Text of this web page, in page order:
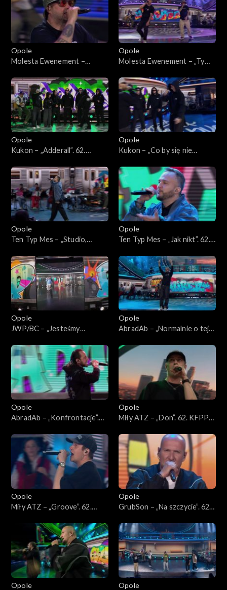
Opole
Molesta Ewenement –
Koncert „Hip-hop. Jedno
podwórko”
Opole
Molesta Ewenement – „Ty
„Hip-hop. Jedno podwórko”
Opole
Kukon – „Adderall”. 62.
Jedno podwórko”
Opole
Kukon – „Co by się nie
„Hip-hop. Jedno podwórko”
Opole
Ten Typ Mes – „Studio,
Koncert „Hip-hop. Jedno
podwórko”
Opole
Ten Typ Mes – „Jak nikt”. 62.
Jedno podwórko”
Opole
JWP/BC – „Jesteśmy
KFPP: Koncert „Hip-hop.
Jedno podwórko”
Opole
AbradAb – „Normalnie o tej
„Hip-hop. Jedno podwórko”
Opole
AbradAb – „Konfrontacje”.
Jedno podwórko”
Opole
Miły ATZ – „Don”. 62. KFPP:
podwórko”
Opole
Miły ATZ – „Groove”. 62.
Jedno podwórko”
Opole
GrubSon – „Na szczycie”. 62.
Jedno podwórko”
Opole
Opole